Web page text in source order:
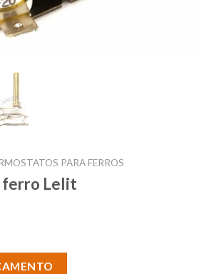
PARA FERROS
ferro Lelit